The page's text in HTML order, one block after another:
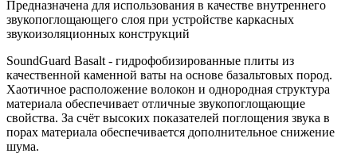
Предназначена для использования в качестве внутреннего
звукопоглощающего слоя при устройстве каркасных
звукоизоляционных конструкций
SoundGuard Basalt - гидрофобизированные плиты из
качественной каменной ваты на основе базальтовых пород.
Хаотичное расположение волокон и однородная структура
материала обеспечивает отличные звукопоглощающие
свойства. За счёт высоких показателей поглощения звука в
порах материала обеспечивается дополнительное снижение
шума.